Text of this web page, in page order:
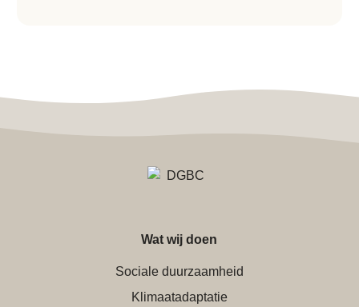
Wat wij doen
Sociale duurzaamheid
Klimaatadaptatie